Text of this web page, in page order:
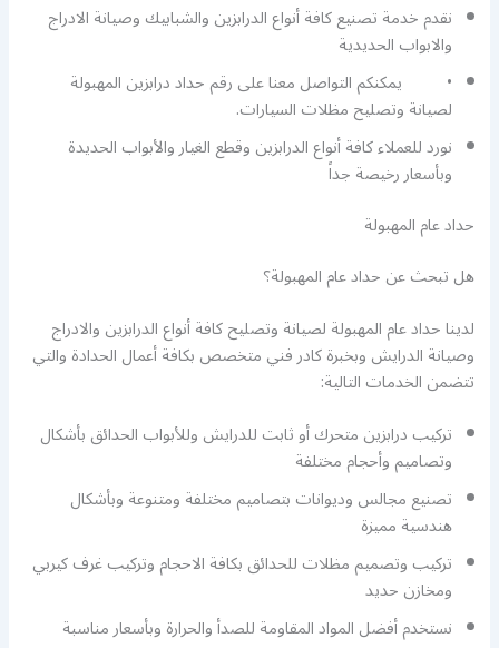
نقدم خدمة تصنيع كافة أنواع الدرابزين والشبابيك وصيانة الادراج
والابواب الحديدية
• يمكنكم التواصل معنا على رقم حداد درابزين المهبولة
لصيانة وتصليح مظلات السيارات.
نورد للعملاء كافة أنواع الدرابزين وقطع الغيار والأبواب الحديدة
وبأسعار رخيصة جداً
حداد عام المهبولة
هل تبحث عن حداد عام المهبولة؟
لدينا حداد عام المهبولة لصيانة وتصليح كافة أنواع الدرابزين والادراج
وصيانة الدرايش وبخبرة كادر فني متخصص بكافة أعمال الحدادة والتي
تتضمن الخدمات التالية:
تركيب درابزين متحرك أو ثابت للدرايش وللأبواب الحدائق بأشكال
وتصاميم وأحجام مختلفة
تصنيع مجالس وديوانات بتصاميم مختلفة ومتنوعة وبأشكال
هندسية مميزة
تركيب وتصميم مظلات للحدائق بكافة الاحجام وتركيب غرف كيربي
ومخازن حديد
نستخدم أفضل المواد المقاومة للصدأ والحرارة وبأسعار مناسبة